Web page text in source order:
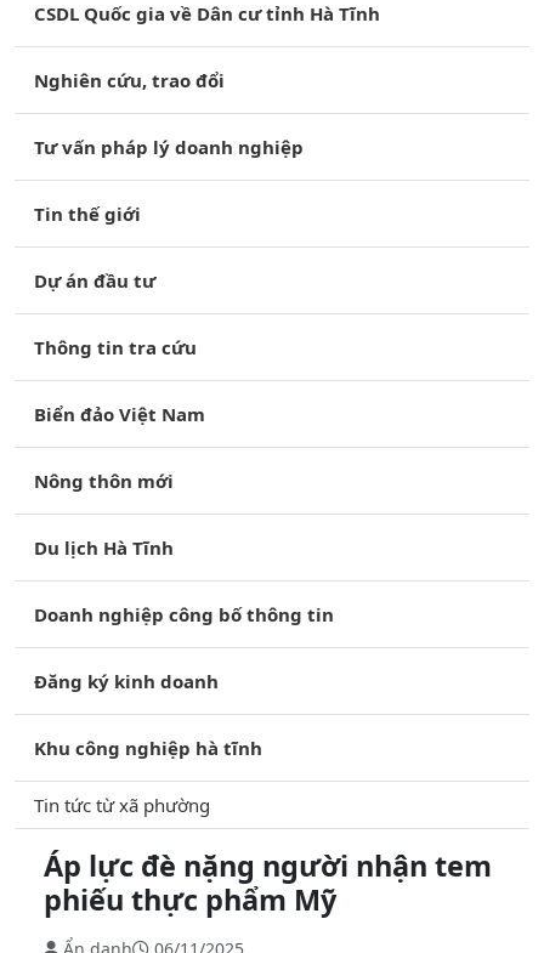
CSDL Quốc gia về Dân cư tỉnh Hà Tĩnh
Nghiên cứu, trao đổi
Tư vấn pháp lý doanh nghiệp
Tin thế giới
Dự án đầu tư
Thông tin tra cứu
Biển đảo Việt Nam
Nông thôn mới
Du lịch Hà Tĩnh
Doanh nghiệp công bố thông tin
Đăng ký kinh doanh
Khu công nghiệp hà tĩnh
Tin tức từ xã phường
Áp lực đè nặng người nhận tem
phiếu thực phẩm Mỹ